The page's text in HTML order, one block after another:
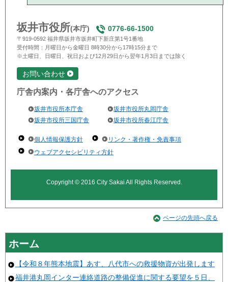
坂井市役所(本庁) 0776-66-1500
〒919-0592 福井県坂井市坂井町下新庄第1号1番地
受付時間：月曜日から金曜日 8時30分から17時15分まで
※土曜日、日曜日、祝日および12月29日から翌年1月3日までは除く
お問い合わせ
庁舎内案内・各庁舎へのアクセス
坂井市役所本庁舎
坂井市役所丸岡庁舎
坂井市役所三国庁舎
坂井市役所春江庁舎
個人情報保護方針
リンク・著作権・免責事項
ウェブアクセシビリティ方針
Copyright © 2016 City Sakai All Rights Reserved.
ページの先頭へ戻る
ホーム
【令和８年熊本地震】あす、八代市への救援物資が出発します
福井港丸岡インター連絡道路の整備促進に関する要望を５日、